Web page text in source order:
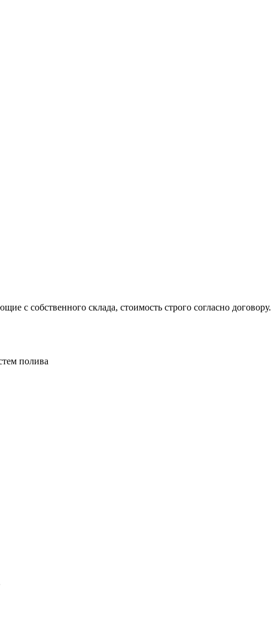
с собственного склада, стоимость строго согласно договору.
полива